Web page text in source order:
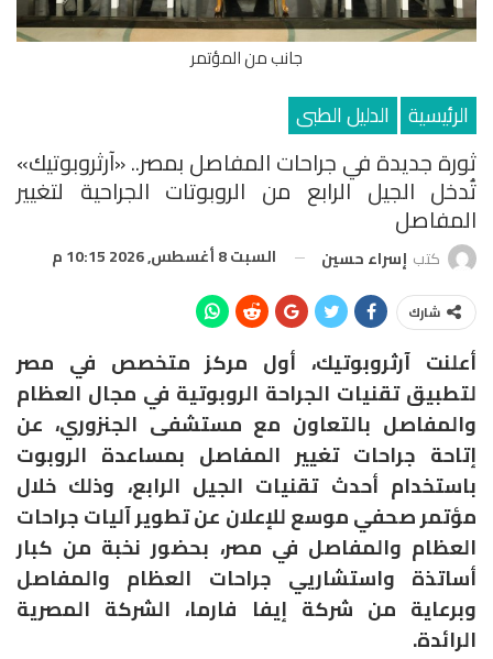
جانب من المؤتمر
الرئيسية الدليل الطبى
ثورة جديدة في جراحات المفاصل بمصر.. «آرثروبوتيك»
تُدخل الجيل الرابع من الروبوتات الجراحية لتغيير
المفاصل
كتب إسراء حسين السبت 8 أغسطس, 2026 10:15 م
شارك
أعلنت آرثروبوتيك، أول مركز متخصص في مصر
لتطبيق تقنيات الجراحة الروبوتية في مجال العظام
والمفاصل بالتعاون مع مستشفى الجنزوري، عن
إتاحة جراحات تغيير المفاصل بمساعدة الروبوت
باستخدام أحدث تقنيات الجيل الرابع، وذلك خلال
مؤتمر صحفي موسع للإعلان عن تطوير آليات جراحات
العظام والمفاصل في مصر، بحضور نخبة من كبار
أساتذة واستشاريي جراحات العظام والمفاصل
وبرعاية من شركة إيفا فارما، الشركة المصرية
الرائدة.